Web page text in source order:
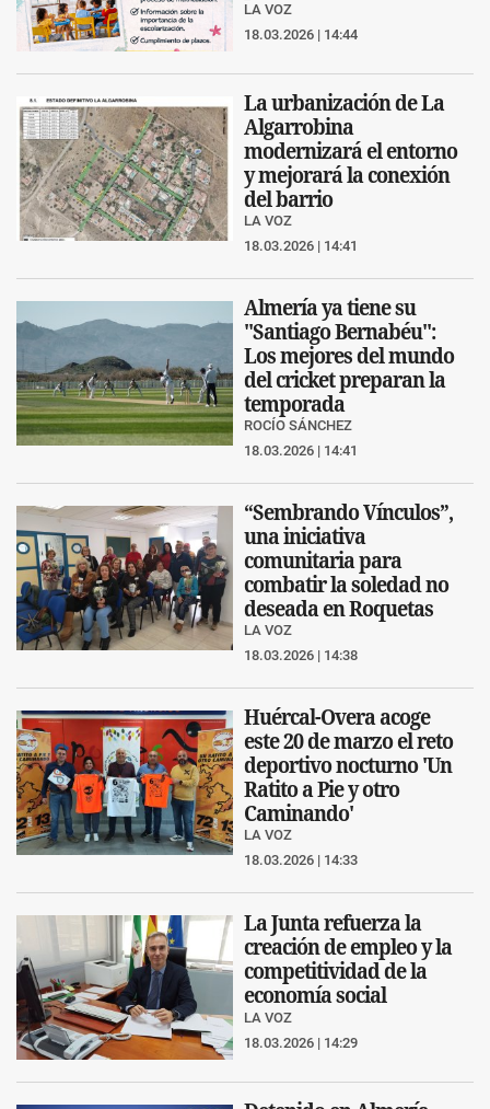
LA VOZ
18.03.2026 | 14:44
La urbanización de La
Algarrobina
modernizará el entorno
y mejorará la conexión
del barrio
LA VOZ
18.03.2026 | 14:41
Almería ya tiene su
"Santiago Bernabéu":
Los mejores del mundo
del cricket preparan la
temporada
ROCÍO SÁNCHEZ
18.03.2026 | 14:41
“Sembrando Vínculos”,
una iniciativa
comunitaria para
combatir la soledad no
deseada en Roquetas
LA VOZ
18.03.2026 | 14:38
Huércal-Overa acoge
este 20 de marzo el reto
deportivo nocturno 'Un
Ratito a Pie y otro
Caminando'
LA VOZ
18.03.2026 | 14:33
La Junta refuerza la
creación de empleo y la
competitividad de la
economía social
LA VOZ
18.03.2026 | 14:29